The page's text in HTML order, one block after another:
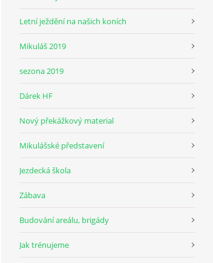
Letní ježdění na našich koních
Mikuláš 2019
sezona 2019
Dárek HF
Nový překážkový material
Mikulášské představení
Jezdecká škola
Zábava
Budování areálu, brigády
Jak trénujeme